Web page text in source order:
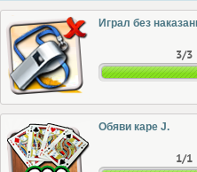
Играл без
3/3
Обяви каре J.
1/1